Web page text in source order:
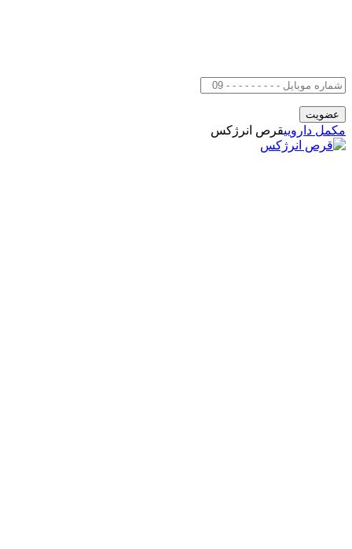
مکمل داروییقرص انرژکس